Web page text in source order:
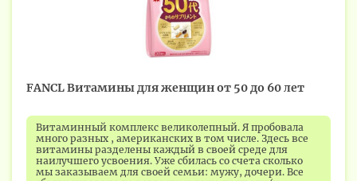
FANCL Витамины для женщин от 50 до 60 лет
Витаминный комплекс великолепный. Я пробовала
много разных , американских в том числе. Здесь все
витамины разделены каждый в своей среде для
наилучшего усвоения. Уже сбилась со счета сколько
мы заказываем для своей семьи: мужу, дочери. Все